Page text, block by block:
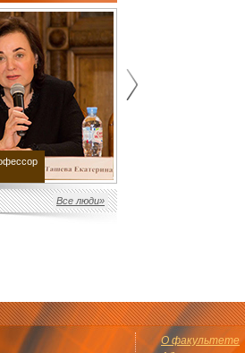
Все люди»
О факультете